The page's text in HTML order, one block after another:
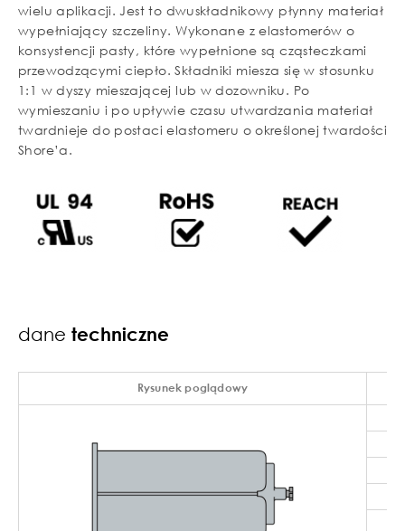
wielu aplikacji. Jest to dwuskładnikowy płynny materiał
wypełniający szczeliny. Wykonane z elastomerów o
konsystencji pasty, które wypełnione są cząsteczkami
przewodzącymi ciepło. Składniki miesza się w stosunku
1:1 w dyszy mieszającej lub w dozowniku. Po
wymieszaniu i po upływie czasu utwardzania materiał
twardnieje do postaci elastomeru o określonej twardości
Shore’a.
dane techniczne
Rysunek poglądowy